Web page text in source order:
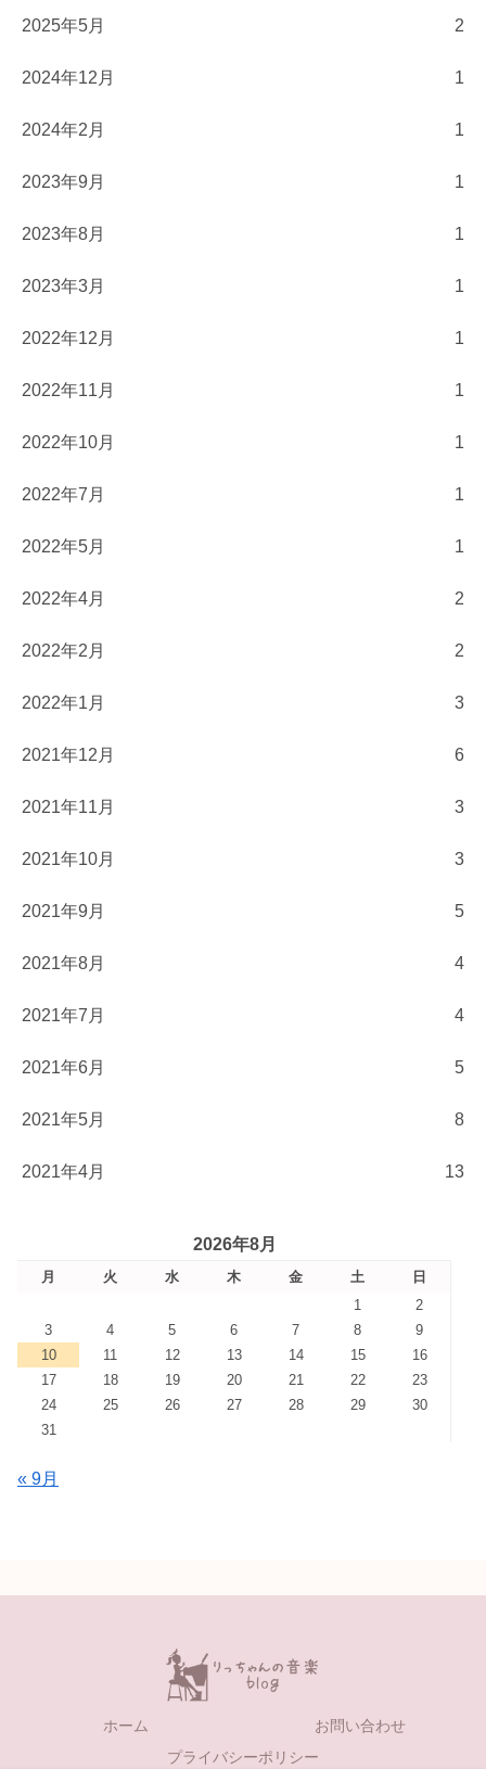
2025年5月 2
2024年12月 1
2024年2月 1
2023年9月 1
2023年8月 1
2023年3月 1
2022年12月 1
2022年11月 1
2022年10月 1
2022年7月 1
2022年5月 1
2022年4月 2
2022年2月 2
2022年1月 3
2021年12月 6
2021年11月 3
2021年10月 3
2021年9月 5
2021年8月 4
2021年7月 4
2021年6月 5
2021年5月 8
2021年4月 13
2026年8月
月 火 水 木 金 土
日
1
2
3
4 5 6 7 8
9
10
11 12 13 14 15
16
17
18 19 20 21 22
23
24
25 26 27 28 29
30
31
« 9月
ホーム
お問い合わせ
プライバシーポリシー